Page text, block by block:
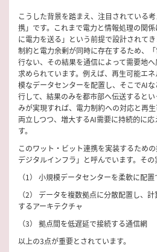
こうした背景を踏まえ、注目されている
携」です。これまで電力と情報処理の関
に電力を送る」という前提で設計されて
制約と電力余剰が同時に存在するため、
行ない、その結果を通信によって需要地
求められています。例えば、再生可能エ
模なデータセンターを配置し、そこでAI
行して、結果のみを都市部へ伝送すると
みが実現すれば、電力制約への対応と再
両立しつつ、増大するAI需要に持続的に
す。
このワット・ビット連携を実装するため
デジタルインフラ」と呼んでいます。そ
（1） 小規模データセンターを柔軟に配
（2） データを複数拠点に分散配置し、
するアーキテクチャ
（3） 拠点間を低遅延で接続する通信網
以上の3点が重要とされています。